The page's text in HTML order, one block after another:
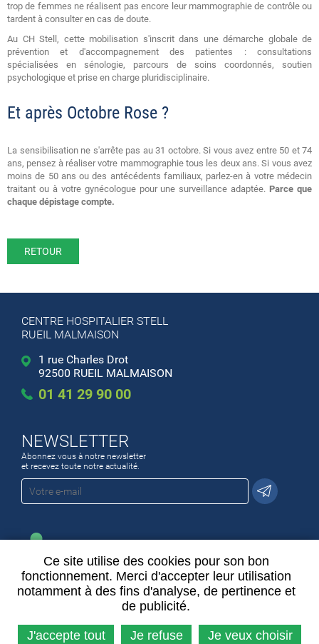
trop de femmes ne réalisent pas encore leur mammographie de contrôle ou
tardent à consulter en cas de doute.
Au CH Stell, cette mobilisation s'inscrit dans une démarche globale de
prévention et d'accompagnement des patientes : consultations
spécialisées en sénologie, parcours de soins coordonnés, soutien
psychologique et prise en charge pluridisciplinaire.
Et après Octobre Rose ?
La sensibilisation ne s'arrête pas au 31 octobre. Si vous avez entre 50 et 74
ans, pensez à réaliser votre mammographie tous les deux ans. Si vous avez
moins de 50 ans ou des antécédents familiaux, parlez-en à votre médecin
traitant ou à votre gynécologue pour une surveillance adaptée.Parce que
chaque dépistage compte.
RETOUR
CENTRE HOSPITALIER STELL
RUEIL MALMAISON
1 rue Charles Drot
92500 RUEIL MALMAISON
01 41 29 90 00
NEWSLETTER
Abonnez vous à notre newsletter
et recevez toute notre actualité.
ESPACE EMPLOI
Un espace pour postuler, découvrir
nos offres et nos métiers
Ce site utilise des cookies pour son bon
fonctionnement. Merci d'accepter leur utilisation
notamment à des fins d'analyse, de pertinence et
de publicité.
J'accepte tout Je refuse Je veux choisir